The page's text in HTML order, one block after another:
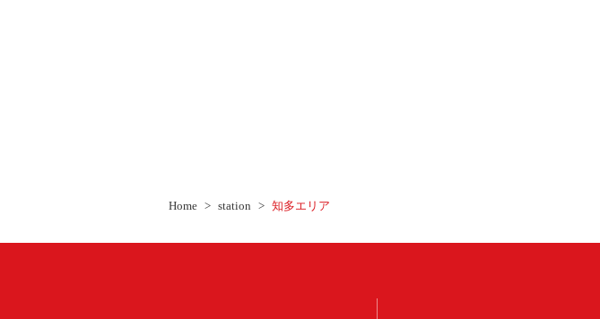
Home station 知多エリア